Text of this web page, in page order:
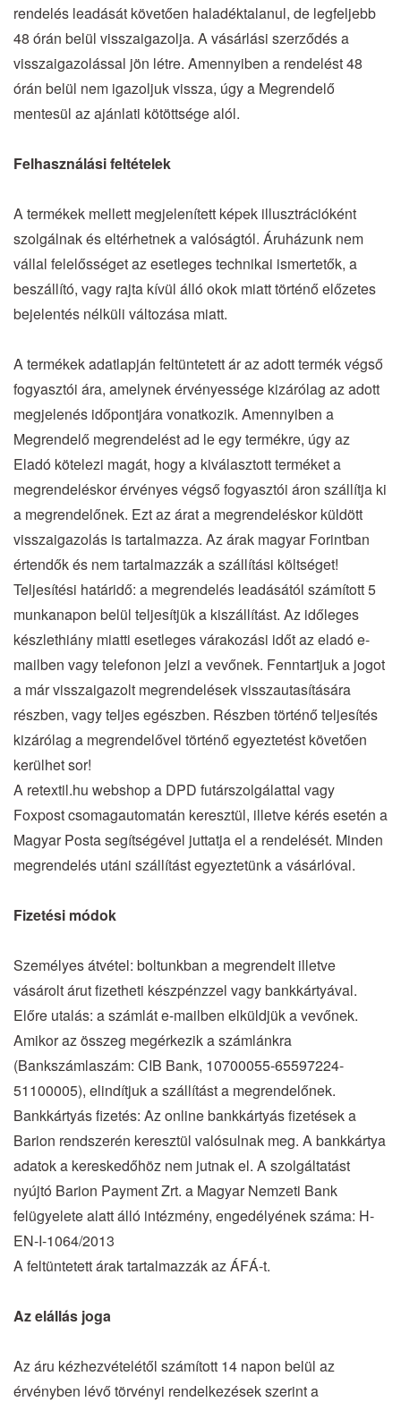
rendelés leadását követően haladéktalanul, de legfeljebb
48 órán belül visszaigazolja. A vásárlási szerződés a
visszaigazolással jön létre. Amennyiben a rendelést 48
órán belül nem igazoljuk vissza, úgy a Megrendelő
mentesül az ajánlati kötöttsége alól.
Felhasználási feltételek
A termékek mellett megjelenített képek illusztrációként
szolgálnak és eltérhetnek a valóságtól. Áruházunk nem
vállal felelősséget az esetleges technikai ismertetők, a
beszállító, vagy rajta kívül álló okok miatt történő előzetes
bejelentés nélküli változása miatt.
A termékek adatlapján feltüntetett ár az adott termék végső
fogyasztói ára, amelynek érvényessége kizárólag az adott
megjelenés időpontjára vonatkozik. Amennyiben a
Megrendelő megrendelést ad le egy termékre, úgy az
Eladó kötelezi magát, hogy a kiválasztott terméket a
megrendeléskor érvényes végső fogyasztói áron szállítja ki
a megrendelőnek. Ezt az árat a megrendeléskor küldött
visszaigazolás is tartalmazza. Az árak magyar Forintban
értendők és nem tartalmazzák a szállítási költséget!
Teljesítési határidő: a megrendelés leadásától számított 5
munkanapon belül teljesítjük a kiszállítást. Az időleges
készlethiány miatti esetleges várakozási időt az eladó e-
mailben vagy telefonon jelzi a vevőnek. Fenntartjuk a jogot
a már visszaigazolt megrendelések visszautasítására
részben, vagy teljes egészben. Részben történő teljesítés
kizárólag a megrendelővel történő egyeztetést követően
kerülhet sor!
A retextil.hu webshop a DPD futárszolgálattal vagy
Foxpost csomagautomatán keresztül, illetve kérés esetén a
Magyar Posta segítségével juttatja el a rendelését. Minden
megrendelés utáni szállítást egyeztetünk a vásárlóval.
Fizetési módok
Személyes átvétel: boltunkban a megrendelt illetve
vásárolt árut fizetheti készpénzzel vagy bankkártyával.
Előre utalás: a számlát e-mailben elküldjük a vevőnek.
Amikor az összeg megérkezik a számlánkra
(Bankszámlaszám: CIB Bank, 10700055-65597224-
51100005), elindítjuk a szállítást a megrendelőnek.
Bankkártyás fizetés: Az online bankkártyás fizetések a
Barion rendszerén keresztül valósulnak meg. A bankkártya
adatok a kereskedőhöz nem jutnak el. A szolgáltatást
nyújtó Barion Payment Zrt. a Magyar Nemzeti Bank
felügyelete alatt álló intézmény, engedélyének száma: H-
EN-I-1064/2013
A feltüntetett árak tartalmazzák az ÁFÁ-t.
Az elállás joga
Az áru kézhezvételétől számított 14 napon belül az
érvényben lévő törvényi rendelkezések szerint a